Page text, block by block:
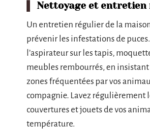
Nettoyage et entretien
Un entretien régulier de la
prévenir les infestations de puces.
l’aspirateur sur les tapis,
meubles rembourrés, en insistant
zones fréquentées par vos
compagnie. Lavez régulièrement
couvertures et jouets de vos
température.